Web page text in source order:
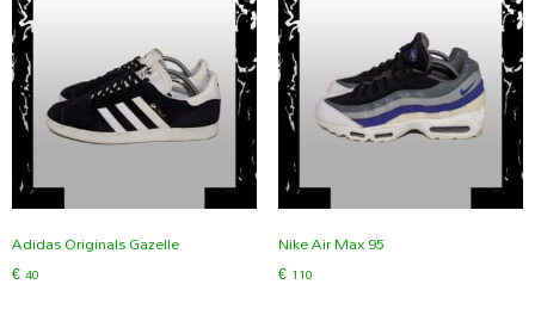
Adidas Originals Gazelle
€40
Nike Air Max 95
€110